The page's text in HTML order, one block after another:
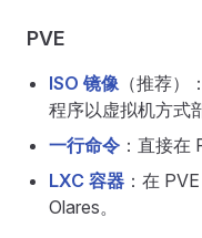
PVE
ISO 镜像（推荐）
程序以虚拟机方式
一行命令 ：直接在
LXC 容器 ：在
Olares。